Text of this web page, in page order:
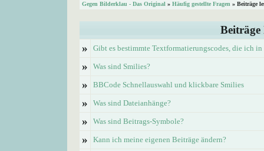
Gegen Bilderklau - Das Original » Häufig gestellte Fragen » Beiträge
Beiträge
»
Gibt es bestimmte Textformatierungscodes, die ich
» Was sind Smilies?
» BBCode Schnellauswahl und klickbare Smilies
» Was sind Dateianhänge?
» Was sind Beitrags-Symbole?
» Kann ich meine eigenen Beiträge ändern?